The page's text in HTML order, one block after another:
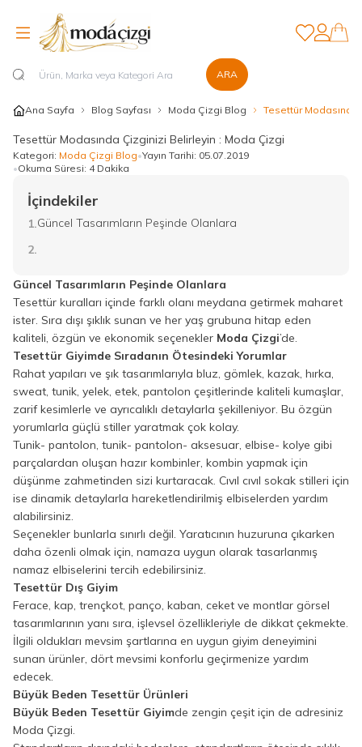
ARA
Hesabım
Favorilerim
Ana Sayfa Blog Sayfası Moda Çizgi Blog Tesettür
Tesettür Modasında Çizginizi Belirleyin : Moda Çizgi
Kategori: Moda Çizgi Blog•Yayın Tarihi: 05.07.2019
•Okuma Süresi: 4 Dakika
İçindekiler
1.Güncel Tasarımların Peşinde Olanlara
2.
Güncel Tasarımların Peşinde Olanlara
Tesettür kuralları içinde farklı olanı meydana getirmek maharet
ister. Sıra dışı şıklık sunan ve her yaş grubuna hitap eden
kaliteli, özgün ve ekonomik seçenekler Moda Çizgi’de.
Tesettür Giyimde Sıradanın Ötesindeki Yorumlar
Rahat yapıları ve şık tasarımlarıyla bluz, gömlek, kazak, hırka,
sweat, tunik, yelek, etek, pantolon çeşitlerinde kaliteli kumaşlar,
zarif kesimlerle ve ayrıcalıklı detaylarla şekilleniyor. Bu özgün
yorumlarla güçlü stiller yaratmak çok kolay.
Tunik- pantolon, tunik- pantolon- aksesuar, elbise- kolye gibi
parçalardan oluşan hazır kombinler, kombin yapmak için
düşünme zahmetinden sizi kurtaracak. Cıvıl cıvıl sokak stilleri için
ise dinamik detaylarla hareketlendirilmiş elbiselerden yardım
alabilirsiniz.
Seçenekler bunlarla sınırlı değil. Yaratıcının huzuruna çıkarken
daha özenli olmak için, namaza uygun olarak tasarlanmış
namaz elbiselerini tercih edebilirsiniz.
Tesettür Dış Giyim
Ferace, kap, trençkot, panço, kaban, ceket ve montlar görsel
tasarımlarının yanı sıra, işlevsel özellikleriyle de dikkat çekmekte.
İlgili oldukları mevsim şartlarına en uygun giyim deneyimini
sunan ürünler, dört mevsimi konforlu geçirmenize yardım
edecek.
Büyük Beden Tesettür Ürünleri
Büyük Beden Tesettür Giyimde zengin çeşit için de adresiniz
Moda Çizgi.